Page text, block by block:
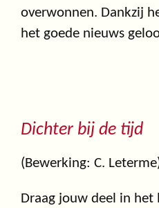
overwonnen. Dankzij
het goede nieuws
Dichter bij de tijd
(Bewerking: C.
Draag jouw deel in